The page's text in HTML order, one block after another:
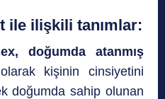
ile ilişkili tanımlar:
doğumda atanmış
kişinin cinsiyetini
doğumda sahip olunan